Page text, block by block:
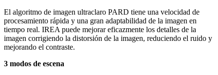
El algoritmo de imagen ultraclaro PARD tiene una velocidad de
procesamiento rápida y una gran adaptabilidad de la imagen en
tiempo real. IREA puede mejorar eficazmente los detalles de la
imagen corrigiendo la distorsión de la imagen, reduciendo el ruido y
mejorando el contraste.
3 modos de escena